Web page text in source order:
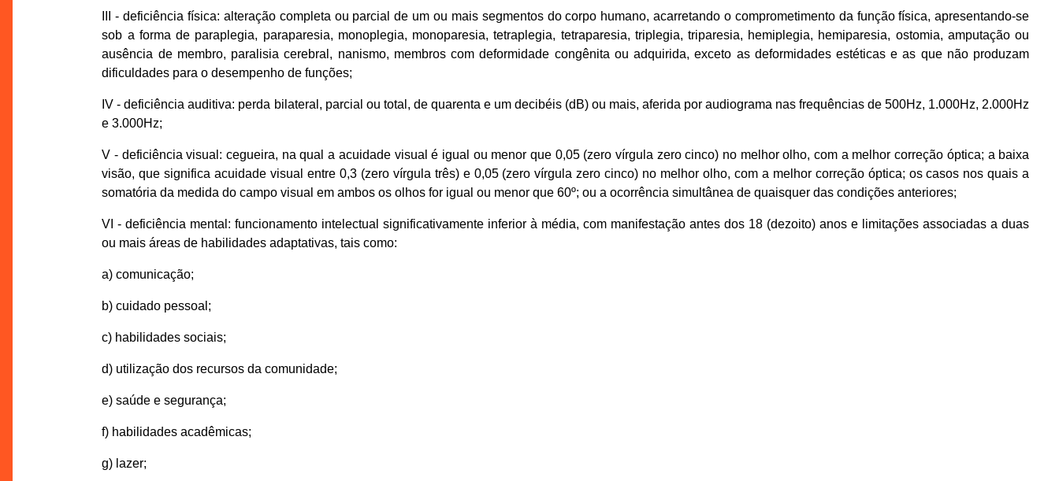
III - deficiência física: alteração completa ou parcial de um ou mais segmentos do corpo humano, acarretando o comprometimento da função física, apresentando-se
sob a forma de paraplegia, paraparesia, monoplegia, monoparesia, tetraplegia, tetraparesia, triplegia, triparesia, hemiplegia, hemiparesia, ostomia, amputação ou
ausência de membro, paralisia cerebral, nanismo, membros com deformidade congênita ou adquirida, exceto as deformidades estéticas e as que não produzam
dificuldades para o desempenho de funções;
IV - deficiência auditiva: perda bilateral, parcial ou total, de quarenta e um decibéis (dB) ou mais, aferida por audiograma nas frequências de 500Hz, 1.000Hz, 2.000Hz
e 3.000Hz;
V - deficiência visual: cegueira, na qual a acuidade visual é igual ou menor que 0,05 (zero vírgula zero cinco) no melhor olho, com a melhor correção óptica; a baixa
visão, que significa acuidade visual entre 0,3 (zero vírgula três) e 0,05 (zero vírgula zero cinco) no melhor olho, com a melhor correção óptica; os casos nos quais a
somatória da medida do campo visual em ambos os olhos for igual ou menor que 60º; ou a ocorrência simultânea de quaisquer das condições anteriores;
VI - deficiência mental: funcionamento intelectual significativamente inferior à média, com manifestação antes dos 18 (dezoito) anos e limitações associadas a duas
ou mais áreas de habilidades adaptativas, tais como:
a) comunicação;
b) cuidado pessoal;
c) habilidades sociais;
d) utilização dos recursos da comunidade;
e) saúde e segurança;
f) habilidades acadêmicas;
g) lazer;